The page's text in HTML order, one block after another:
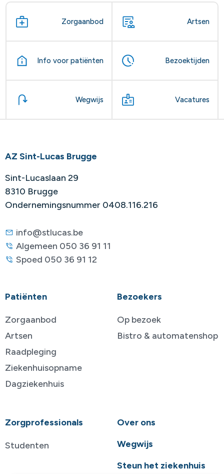
Zorgaanbod Artsen
Info voor patiënten Bezoektijden
Wegwijs Vacatures
AZ Sint-Lucas Brugge
Sint-Lucaslaan 29
8310 Brugge
Ondernemingsnummer 0408.116.216
info@stlucas.be
Algemeen 050 36 91 11
Spoed 050 36 91 12
Patiënten
Zorgaanbod
Artsen
Raadpleging
Ziekenhuisopname
Dagziekenhuis
Bezoekers
Op bezoek
Bistro & automatenshop
Zorgprofessionals
Studenten
Over ons
Wegwijs
Steun het ziekenhuis